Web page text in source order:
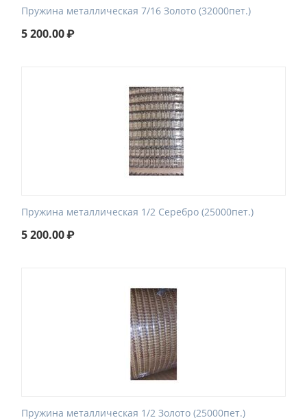
Пружина металлическая 7/16 Золото (32000пет.)
5 200.00₽
Пружина металлическая 1/2 Серебро (25000пет.)
5 200.00₽
Пружина металлическая 1/2 Золото (25000пет.)